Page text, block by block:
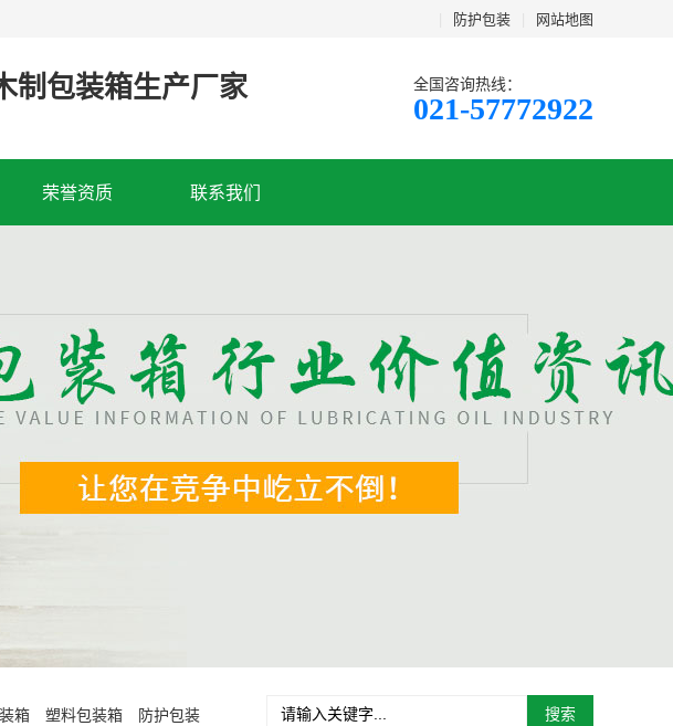
防护包装 网站地图
制包装箱生产厂家 全国咨询热线：
021-57772922
荣誉资质 联系我们
箱 塑料包装箱 防护包装 搜索